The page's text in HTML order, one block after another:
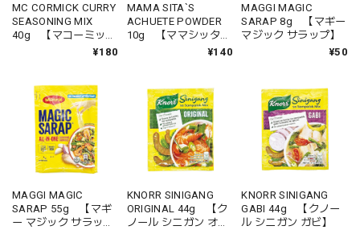
MC CORMICK CURRY
SEASONING MIX
40g 【マコーミック
カレー シーズニング
¥180
MAMA SITA`S
ACHUETE POWDER
10g 【ママシッター
ズ アチュエテ パウダ
¥140
MAGGI MAGIC
SARAP 8g 【マギー
マジック サラップ】
¥50
MAGGI MAGIC
SARAP 55g 【マギ
ー マジック サラッ
KNORR SINIGANG
ORIGINAL 44g 【ク
ノール シニガン オリ
KNORR SINIGANG
GABI 44g 【クノー
ル シニガン ガビ】